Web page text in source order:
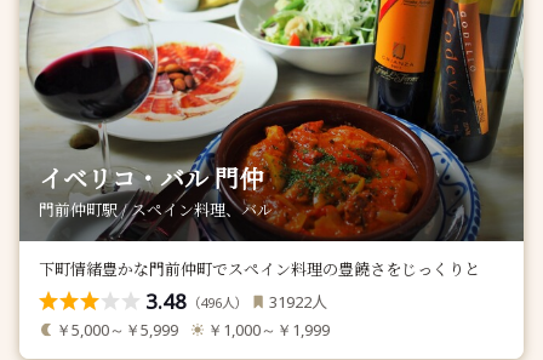
イベリコ・バル 門仲
門前仲町駅 / スペイン料理、バル
下町情緒豊かな門前仲町でスペイン料理の豊饒さをじっくりと
3.48 （496人） 31922人
￥5,000～￥5,999 ￥1,000～￥1,999